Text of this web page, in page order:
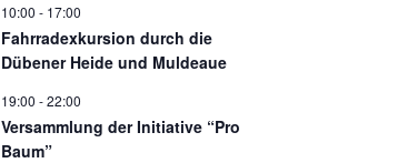
10:00 - 17:00
Fahrradexkursion durch die
Dübener Heide und Muldeaue
19:00 -22:00
Versammlung der Initiative “Pro
Baum”